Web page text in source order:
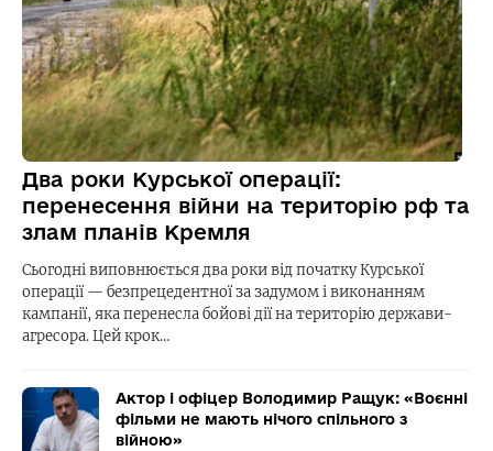
Два роки Курської операції:
перенесення війни на територію рф та
злам планів Кремля
Сьогодні виповнюється два роки від початку Курської
операції — безпрецедентної за задумом і виконанням
кампанії, яка перенесла бойові дії на територію держави-
агресора. Цей крок…
Актор і офіцер Володимир Ращук: «Воєнні
фільми не мають нічого спільного з
війною»